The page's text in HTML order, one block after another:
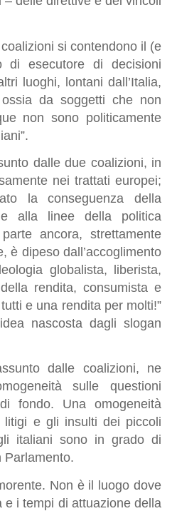
si contendono il (e
di esecutore di decisioni
luoghi, lontani dall’Italia,
da soggetti che non
non sono politicamente
dalle due coalizioni, in
nei trattati europei;
la conseguenza della
alla linee della politica
ancora, strettamente
è dipeso dall’accoglimento
globalista, liberista,
rendita, consumista e
e una rendita per molti!”
nascosta dagli slogan
dalle coalizioni, ne
sulle questioni
fondo. Una omogeneità
litigi e gli insulti dei piccoli
italiani sono in grado di
Parlamento.
Non è il luogo dove
i tempi di attuazione della